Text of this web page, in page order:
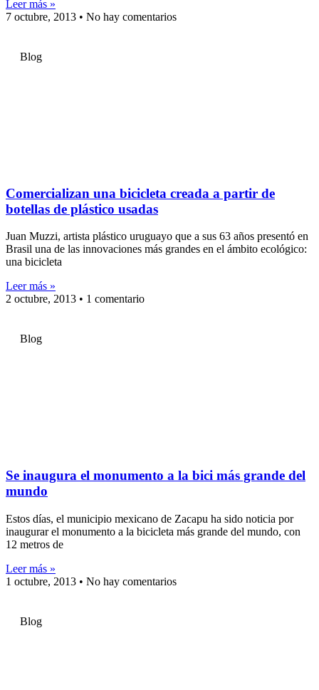
Leer más »
7 octubre, 2013
No hay comentarios
Blog
Comercializan una bicicleta creada a partir de
botellas de plástico usadas
Juan Muzzi, artista plástico uruguayo que a sus 63 años presentó en
Brasil una de las innovaciones más grandes en el ámbito ecológico:
una bicicleta
Leer más »
2 octubre, 2013
1 comentario
Blog
Se inaugura el monumento a la bici más grande del
mundo
Estos días, el municipio mexicano de Zacapu ha sido noticia por
inaugurar el monumento a la bicicleta más grande del mundo, con
12 metros de
Leer más »
1 octubre, 2013
No hay comentarios
Blog